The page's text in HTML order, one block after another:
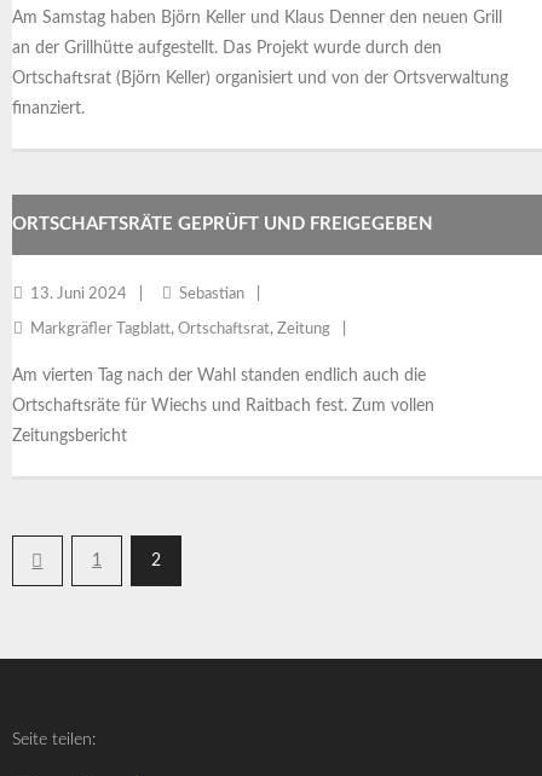
Am Samstag haben Björn Keller und Klaus Denner den neuen Grill
an der Grillhütte aufgestellt. Das Projekt wurde durch den
Ortschaftsrat (Björn Keller) organisiert und von der Ortsverwaltung
finanziert.
ORTSCHAFTSRÄTE GEPRÜFT UND FREIGEGEBEN
13. Juni 2024 Sebastian
Markgräfler Tagblatt, Ortschaftsrat, Zeitung
Am vierten Tag nach der Wahl standen endlich auch die
Ortschaftsräte für Wiechs und Raitbach fest. Zum vollen
Zeitungsbericht
1 2
Seite teilen: